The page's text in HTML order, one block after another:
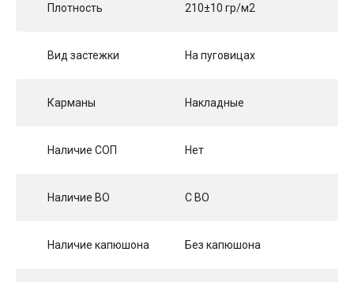
Плотность 210±10 гр/м2
Вид застежки На пуговицах
Карманы Накладные
Наличие СОП Нет
Наличие ВО С ВО
Наличие капюшона Без капюшона